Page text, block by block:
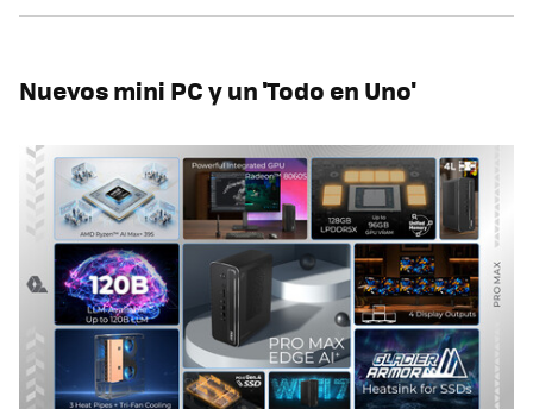
Nuevos mini PC y un 'Todo en Uno'